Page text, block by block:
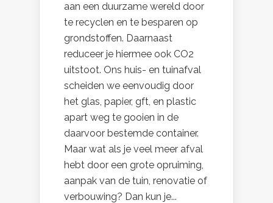
aan een duurzame wereld door
te recyclen en te besparen op
grondstoffen. Daarnaast
reduceer je hiermee ook CO2
uitstoot. Ons huis- en tuinafval
scheiden we eenvoudig door
het glas, papier, gft, en plastic
apart weg te gooien in de
daarvoor bestemde container.
Maar wat als je veel meer afval
hebt door een grote opruiming,
aanpak van de tuin, renovatie of
verbouwing? Dan kun je...